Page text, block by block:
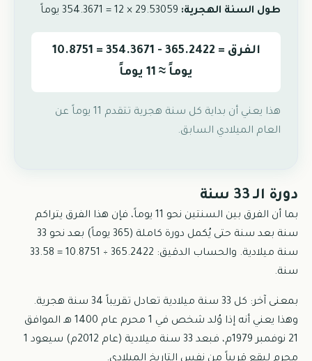
طول السنة الهجرية:
الفرق = 365.2422 - 354.3671 = 10.8751
يوماً ≈ 11 يوماً
هذا يعني أن بداية كل سنة هجرية تتقدم 11 يوماً عن
العام الميلادي السابق.
دورة الـ 33 سنة
بما أن الفرق بين السنتين نحو 11 يوماً، فإن هذا الفرق يتراكم
سنة بعد سنة حتى يُكمل دورة كاملة (365 يوماً) بعد نحو 33
سنة ميلادية. والحساب الدقيق: 365.2422 ÷ 10.8751 = 33.58
سنة.
بمعنى آخر: كل 33 سنة ميلادية تعادل تقريباً 34 سنة هجرية.
وهذا يعني أنه إذا وُلد شخص في 1 محرم عام 1400 هـ الموافق
21 نوفمبر 1979م، فبعد 33 سنة ميلادية (عام 2012م) سيعود 1